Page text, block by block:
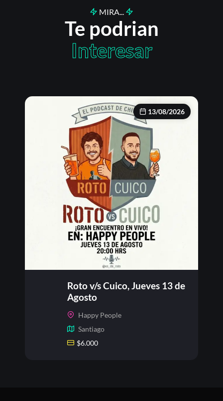
MIRA...
Te podrian
Interesar
13/08/2026
Roto v/s Cuico, Jueves 13 de
Agosto
Happy People
Santiago
$6.000